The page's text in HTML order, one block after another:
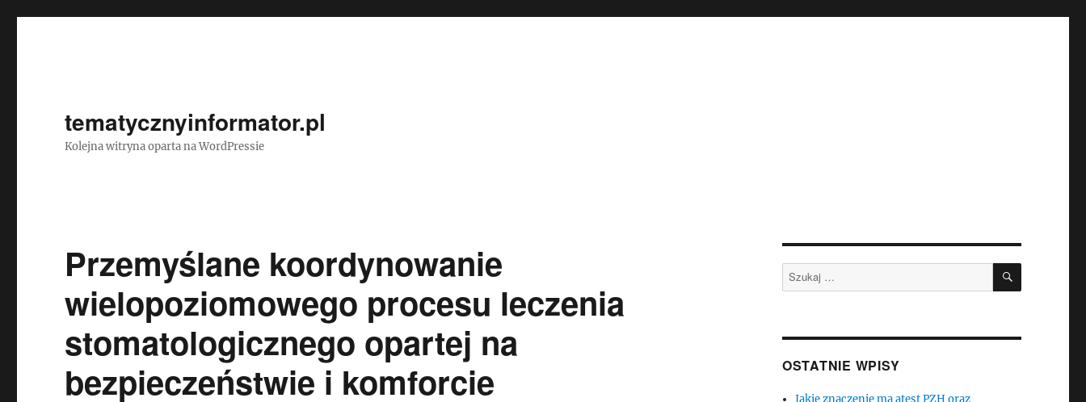
tematycznyinformator.pl
Kolejna witryna oparta na WordPressie
Przemyślane koordynowanie
wielopoziomowego procesu leczenia
stomatologicznego opartej na
bezpieczeństwie i komforcie
Szukaj: SZUKAJ
OSTATNIE WPISY
Jakie znaczenie ma atest PZH oraz